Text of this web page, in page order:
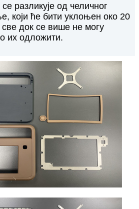
разликује од челичног
који ће бити уклоњен око 20
док се више не могу
их одложити.